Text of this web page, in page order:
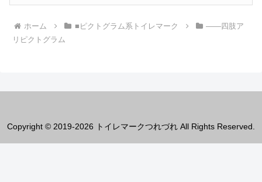
ホーム ■ピクトグラム系トイレマーク
――四肢ア
リピクトグラム
Copyright © 2019-2026 トイレマークつれづれ All Rights Reserved.